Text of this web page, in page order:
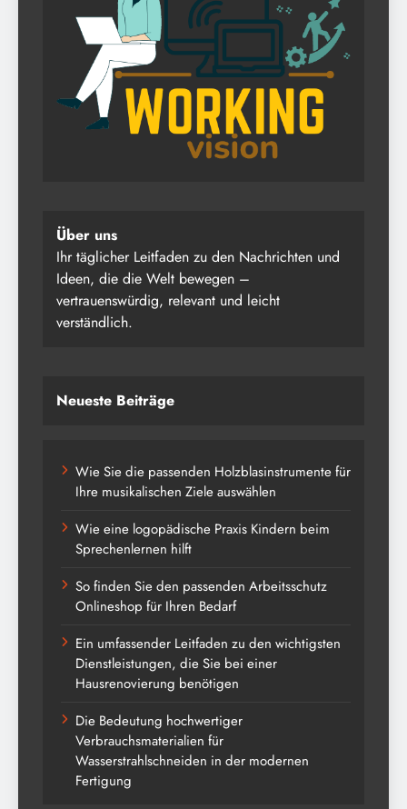
Über uns
Ihr täglicher Leitfaden zu den Nachrichten und
Ideen, die die Welt bewegen –
vertrauenswürdig, relevant und leicht
verständlich.
Neueste Beiträge
Wie Sie die passenden Holzblasinstrumente für
Ihre musikalischen Ziele auswählen
Wie eine logopädische Praxis Kindern beim
Sprechenlernen hilft
So finden Sie den passenden Arbeitsschutz
Onlineshop für Ihren Bedarf
Ein umfassender Leitfaden zu den wichtigsten
Dienstleistungen, die Sie bei einer
Hausrenovierung benötigen
Die Bedeutung hochwertiger
Verbrauchsmaterialien für
Wasserstrahlschneiden in der modernen
Fertigung